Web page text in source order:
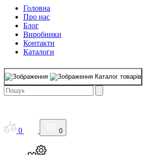
Головна
Про нас
Блог
Виробники
Контакти
Каталоги
Каталог товарів
0 0